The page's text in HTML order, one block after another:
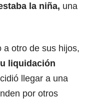
la niña, una
a otro de sus hijos,
liquidación
llegar a una
por otros